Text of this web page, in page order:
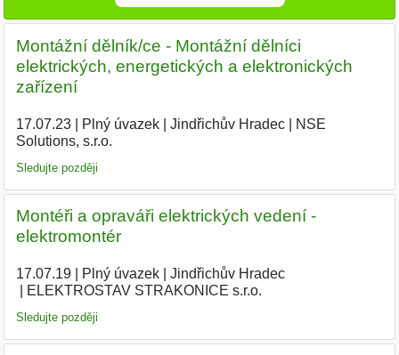
Montážní dělník/ce - Montážní dělníci
elektrických, energetických a elektronických
zařízení
17.07.23| Plný úvazek| Jindřichův Hradec|
NSE
Solutions, s.r.o.
Sledujte později
Montéři a opraváři elektrických vedení -
elektromontér
17.07.19| Plný úvazek| Jindřichův Hradec|
ELEKTROSTAV STRAKONICE s.r.o.
Sledujte později